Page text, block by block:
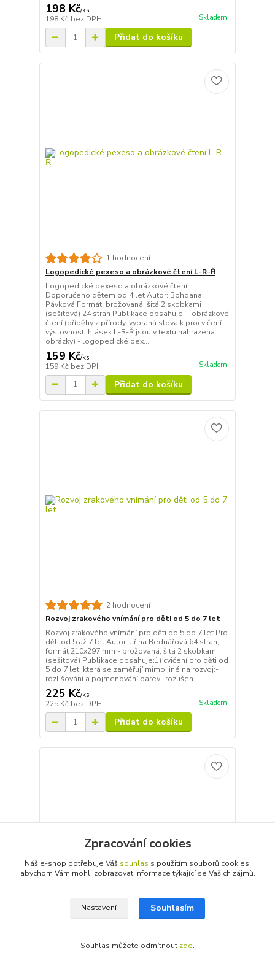
198 Kč/ks
198 Kč bez DPH Skladem
Přidat do košíku
1 hodnocení
Logopedické pexeso a obrázkové čtení L-R-Ř
Logopedické pexeso a obrázkové čtení
Doporučeno dětem od 4 let Autor: Bohdana
Pávková Formát: brožovaná, šitá 2 skobkami
(sešitová) 24 stran Publikace obsahuje: - obrázkové
čtení (příběhy z přírody, vybraná slova k procvičení
výslovnosti hlásek L-R-Ř jsou v textu nahrazena
obrázky) - logopedické pex...
159 Kč/ks
159 Kč bez DPH Skladem
Přidat do košíku
2 hodnocení
Rozvoj zrakového vnímání pro děti od 5 do 7 let
Rozvoj zrakového vnímání pro děti od 5 do 7 let Pro
děti od 5 až 7 let Autor: Jiřina Bednářová 64 stran,
formát 210x297 mm - brožovaná, šitá 2 skobkami
(sešitová) Publikace obsahuje:1) cvičení pro děti od
5 do 7 let, která se zaměřují mimo jiné na rozvoj:-
rozlišování a pojmenování barev- rozlišen...
225 Kč/ks
225 Kč bez DPH Skladem
Přidat do košíku
Na návštěvě u malíře
Zpracování cookies
Náš e-shop potřebuje Váš souhlas s použitím souborů cookies,
abychom Vám mohli zobrazovat informace týkající se Vašich zájmů.
Nastavení Souhlasím
Souhlas můžete odmítnout zde.